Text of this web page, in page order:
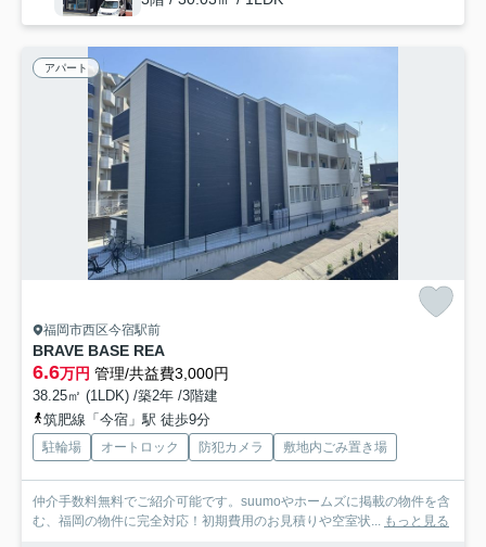
アパート
福岡市西区今宿駅前
BRAVE BASE REA
6.6万円 管理/共益費3,000円
38.25㎡ (1LDK) /築2年 /3階建
筑肥線「今宿」駅 徒歩9分
駐輪場 オートロック 防犯カメラ 敷地内ごみ置き場
仲介手数料無料でご紹介可能です。suumoやホームズに掲載の物件を含
む、福岡の物件に完全対応！初期費用のお見積りや空室状...
もっと見る